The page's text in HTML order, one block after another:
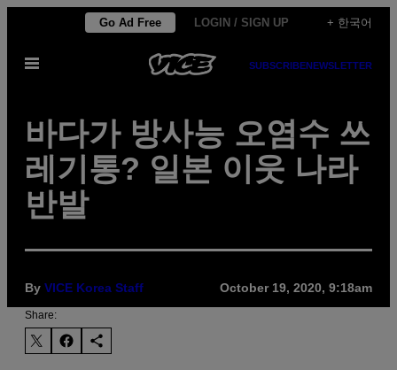
content
Go Ad Free LOGIN / SIGN UP + 한국어
Open
SUBSCRIBENEWSLETTER
바다가 방사능 오염수 쓰
레기통? 일본 이웃 나라
반발
By VICE Korea Staff October 19, 2020, 9:18am
Share: